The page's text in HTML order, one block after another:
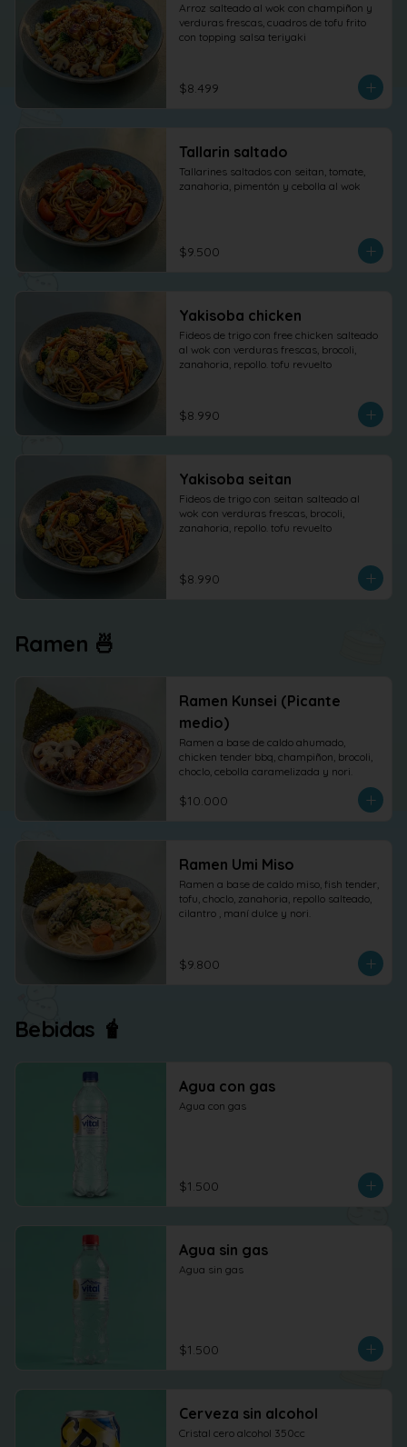
Arroz salteado al wok con champiñon y
verduras frescas, cuadros de tofu frito
con topping salsa teriyaki
$8.499
Tallarin saltado
Tallarines saltados con seitan, tomate,
zanahoria, pimentón y cebolla al wok
$9.500
Yakisoba chicken
Fideos de trigo con free chicken salteado
al wok con verduras frescas, brocoli,
zanahoria, repollo. tofu revuelto
$8.990
Yakisoba seitan
Fideos de trigo con seitan salteado al
wok con verduras frescas, brocoli,
zanahoria, repollo. tofu revuelto
$8.990
Ramen 🍜
Ramen Kunsei (Picante
medio)
Ramen a base de caldo ahumado,
chicken tender bbq, champiñon, brocoli,
choclo, cebolla caramelizada y nori.
$10.000
Ramen Umi Miso
Ramen a base de caldo miso, fish tender,
tofu, choclo, zanahoria, repollo salteado,
cilantro , maní dulce y nori.
$9.800
Bebidas 🧋
Agua con gas
Agua con gas
$1.500
Agua sin gas
Agua sin gas
$1.500
Cerveza sin alcohol
Cristal cero alcohol 350cc